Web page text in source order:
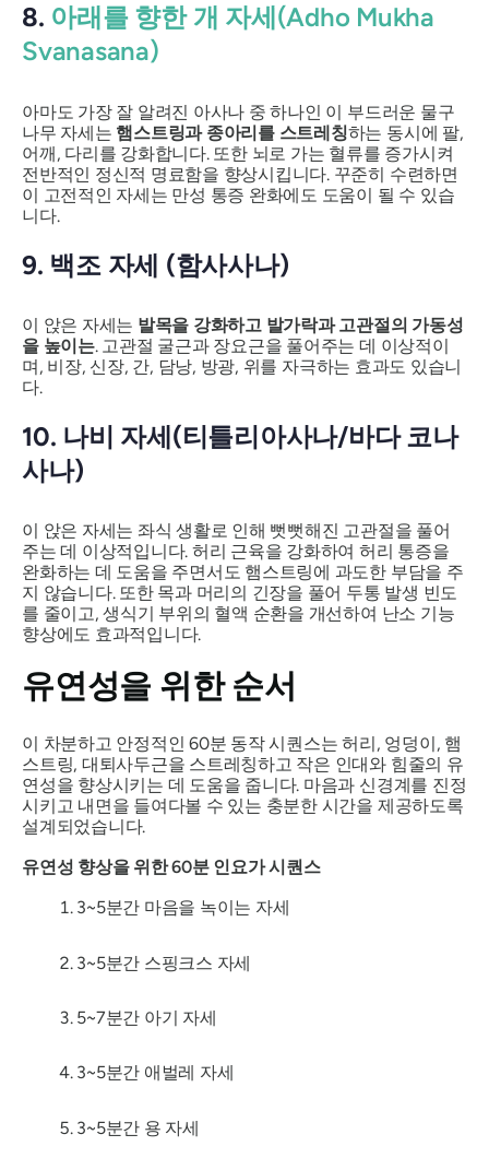
8. 아래를 향한 개 자세(Adho Mukha
Svanasana)
아마도 가장 잘 알려진 아사나 중 하나인 이 부드러운 물구
나무 자세는 햄스트링과 종아리를 스트레칭하는 동시에 팔,
어깨, 다리를 강화합니다. 또한 뇌로 가는 혈류를 증가시켜
전반적인 정신적 명료함을 향상시킵니다. 꾸준히 수련하면
이 고전적인 자세는 만성 통증 완화에도 도움이 될 수 있습
니다.
9. 백조 자세 (함사사나)
이 앉은 자세는 발목을 강화하고 발가락과 고관절의 가동성
을 높이는. 고관절 굴근과 장요근을 풀어주는 데 이상적이
며, 비장, 신장, 간, 담낭, 방광, 위를 자극하는 효과도 있습니
다.
10. 나비 자세(티틀리아사나/바다 코나
사나)
이 앉은 자세는 좌식 생활로 인해 뻣뻣해진 고관절을 풀어
주는 데 이상적입니다. 허리 근육을 강화하여 허리 통증을
완화하는 데 도움을 주면서도 햄스트링에 과도한 부담을 주
지 않습니다. 또한 목과 머리의 긴장을 풀어 두통 발생 빈도
를 줄이고, 생식기 부위의 혈액 순환을 개선하여 난소 기능
향상에도 효과적입니다.
유연성을 위한 순서
이 차분하고 안정적인 60분 동작 시퀀스는 허리, 엉덩이, 햄
스트링, 대퇴사두근을 스트레칭하고 작은 인대와 힘줄의 유
연성을 향상시키는 데 도움을 줍니다. 마음과 신경계를 진정
시키고 내면을 들여다볼 수 있는 충분한 시간을 제공하도록
설계되었습니다.
유연성 향상을 위한 60분 인요가 시퀀스
3~5분간 마음을 녹이는 자세
3~5분간 스핑크스 자세
5~7분간 아기 자세
3~5분간 애벌레 자세
3~5분간 용 자세